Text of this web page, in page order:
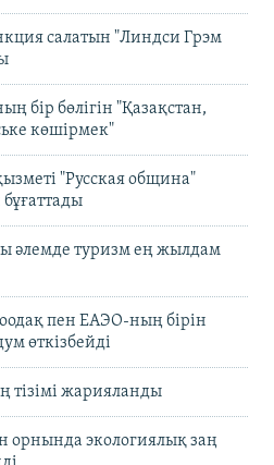
салатын "Линдси Грэм
бір бөлігін "Қазақстан,
көшірмек"
"Русская община"
әлемде туризм ең жылдам
пен ЕАЭО-ның бірін
өткізбейді
тізімі жарияланды
орнында экологиялық заң